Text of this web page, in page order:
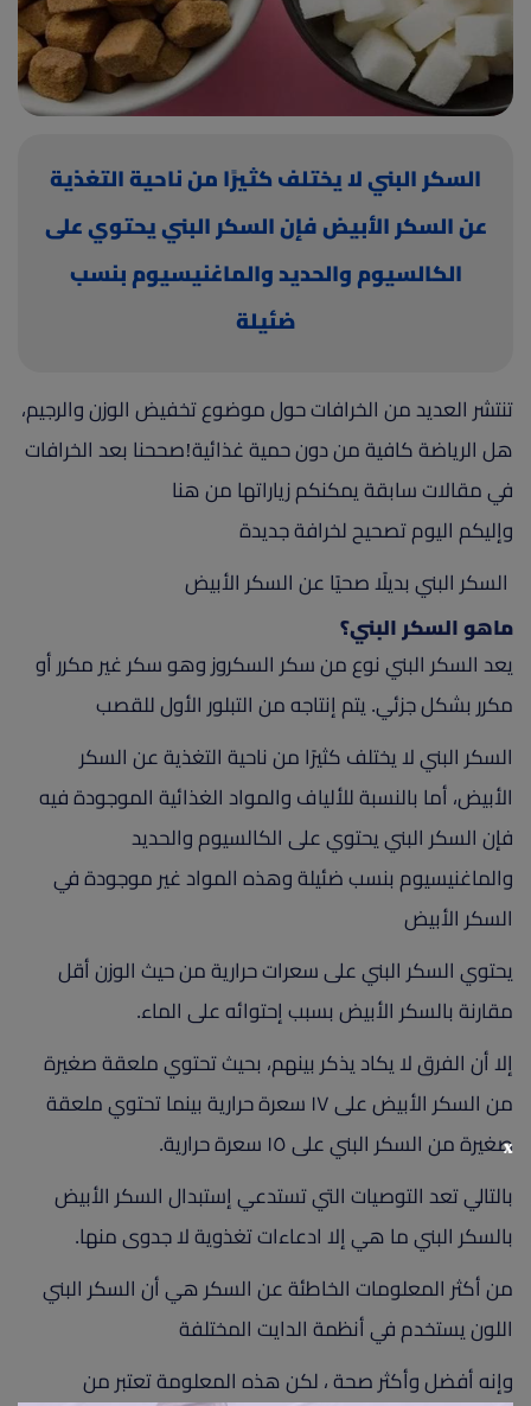
أعلن معنا
السكر البني لا يختلف كثيرًا من ناحية التغذية
عن السكر الأبيض فإن السكر البني يحتوي على
الكالسيوم والحديد والماغنيسيوم بنسب
ضئيلة
تنتشر العديد من الخرافات حول موضوع تخفيض الوزن والرجيم،
هل الرياضة كافية من دون حمية غذائية!صححنا بعد الخرافات
في مقالات سابقة يمكنكم زياراتها من هنا
وإليكم اليوم تصحيح لخرافة جديدة
السكر البني بديلًا صحيًا عن السكر الأبيض
ماهو السكر البني؟
يعد السكر البني نوع من سكر السكروز وهو سكر غير مكرر أو
مكرر بشكل جزئي. يتم إنتاجه من التبلور الأول للقصب
السكر البني لا يختلف كثيرًا من ناحية التغذية عن السكر
الأبيض، أما بالنسبة للألياف والمواد الغذائية الموجودة فيه
فإن السكر البني يحتوي على الكالسيوم والحديد
والماغنيسيوم بنسب ضئيلة وهذه المواد غير موجودة في
السكر الأبيض
يحتوي السكر البني على سعرات حرارية من حيث الوزن أقل
مقارنة بالسكر الأبيض بسبب إحتوائه على الماء.
إلا أن الفرق لا يكاد يذكر بينهم، بحيث تحتوي ملعقة صغيرة
من السكر الأبيض على ١٧ سعرة حرارية بينما تحتوي ملعقة
صغيرة من السكر البني على ١٥ سعرة حرارية.
بالتالي تعد التوصيات التي تستدعي إستبدال السكر الأبيض
بالسكر البني ما هي إلا ادعاءات تغذوية لا جدوى منها.
من أكثر المعلومات الخاطئة عن السكر هي أن السكر البني
اللون يستخدم في أنظمة الدايت المختلفة
وإنه أفضل وأكثر صحة ، لكن هذه المعلومة تعتبر من
x